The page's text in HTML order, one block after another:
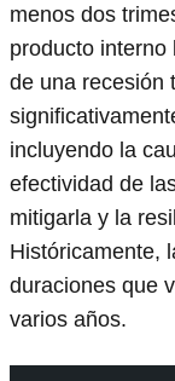
menos dos
producto interno
de una recesión
incluyendo la
efectividad de
mitigarla y la
Históricamente,
duraciones que
varios años.